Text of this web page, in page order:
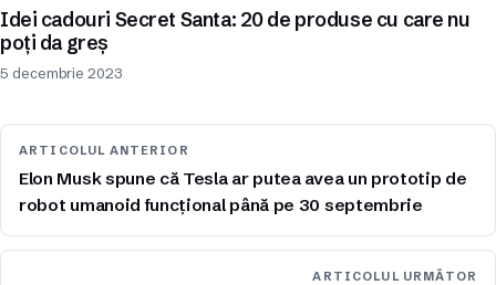
Idei cadouri Secret Santa: 20 de produse cu care nu
poți da greș
5 decembrie 2023
ARTICOLUL ANTERIOR
Elon Musk spune că Tesla ar putea avea un prototip de
robot umanoid funcțional până pe 30 septembrie
ARTICOLUL URMĂTOR